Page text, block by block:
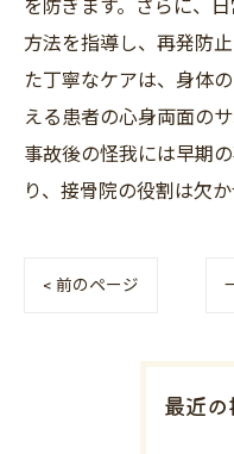
を防ぎます。さらに、
方法を指導し、再発防
た丁寧なケアは、身体
える患者の心身両面の
事故後の怪我には早期
り、接骨院の役割は欠か
< 前のページ
最近